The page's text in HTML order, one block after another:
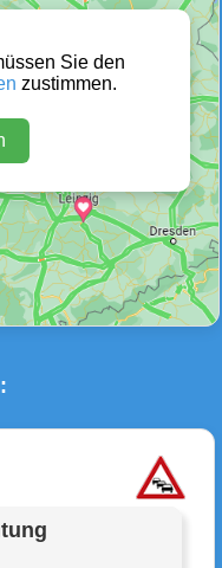
Sperrungen
Defektes Fahrzeug
Sie den
zustimmen.